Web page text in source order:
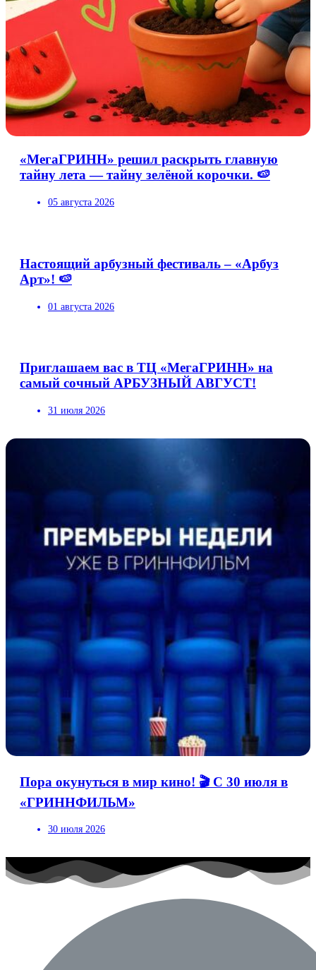
«МегаГРИНН» решил раскрыть главную
тайну лета — тайну зелёной корочки. 🍉
05 августа 2026
Настоящий арбузный фестиваль – «Арбуз
Арт»! 🍉
01 августа 2026
Приглашаем вас в ТЦ «МегаГРИНН» на
самый сочный АРБУЗНЫЙ АВГУСТ!
31 июля 2026
Пора окунуться в мир кино! 🎬 С 30 июля в
«ГРИННФИЛЬМ»
30 июля 2026